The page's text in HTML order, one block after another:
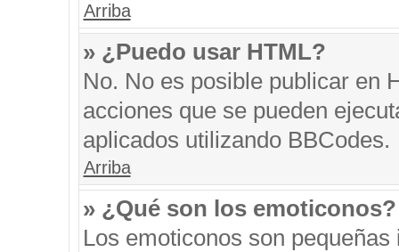
Arriba
» ¿Puedo usar HTML?
No. No es posible publicar en
acciones que se pueden
aplicados utilizando BBCodes.
Arriba
» ¿Qué son los emoticonos?
Los emoticonos son